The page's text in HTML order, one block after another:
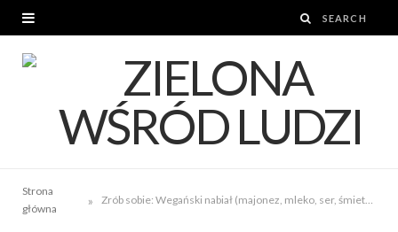
Strona
główna
» Zrób sobie: Wegański nabiał (majonez, mleko, ser, śmietana, twaróg)